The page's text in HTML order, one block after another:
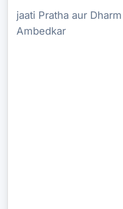
jaati Pratha aur
Ambedkar